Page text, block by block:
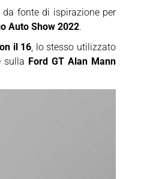
fonte di ispirazione per
Auto Show 2022.
il 16, lo stesso utilizzato
sulla Ford GT Alan Mann